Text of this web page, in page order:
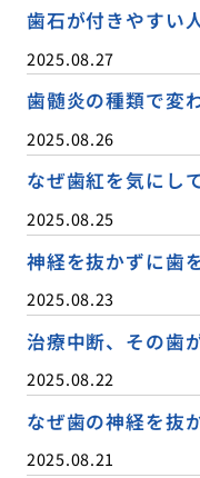
歯石が付きやすい
2025.08.27
歯髄炎の種類で変
2025.08.26
なぜ歯紅を気にし
2025.08.25
神経を抜かずに歯
2025.08.23
治療中断、その歯
2025.08.22
なぜ歯の神経を抜
2025.08.21